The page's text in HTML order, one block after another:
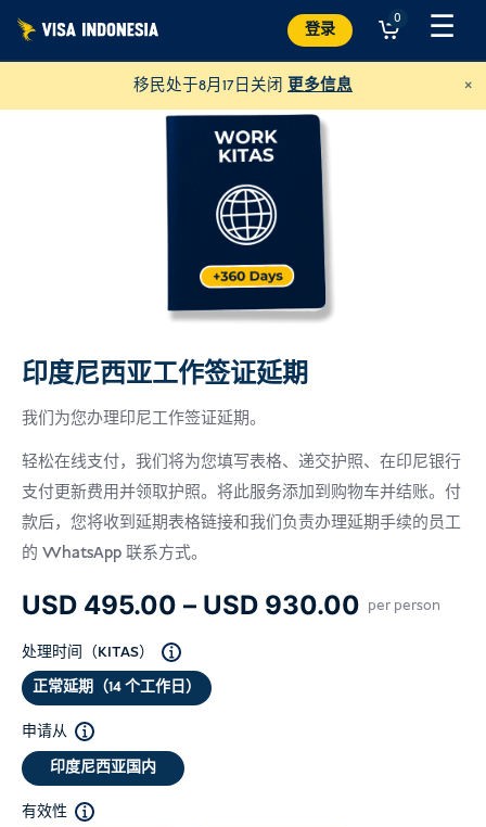
容
登录
0 ☰
移民处于8月17日关闭 更多信息 ×
印度尼西亚工作签证延期
我们为您办理印尼工作签证延期。
轻松在线支付，我们将为您填写表格、递交护照、在印尼银行
支付更新费用并领取护照。将此服务添加到购物车并结账。付
款后，您将收到延期表格链接和我们负责办理延期手续的员工
的 WhatsApp 联系方式。
USD 495.00 – USD 930.00 价
per person
处理时间（KITAS）
正常延期（14 个工作日）
申请从
印度尼西亚国内
有效性
捐助凯蒂猫别墅
美元